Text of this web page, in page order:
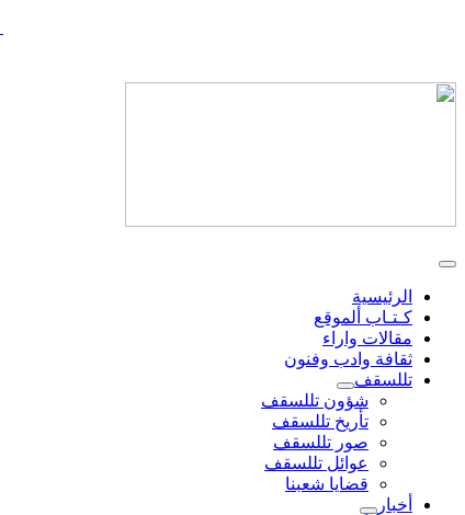
الرئيسية
كـتـاب ألموقع
مقالات واراء
ثقافة وادب وفنون
تللسقف
شؤون تللسقف
تأريخ تللسقف
صور تللسقف
عوائل تللسقف
قضايا شعبنا
أخبار